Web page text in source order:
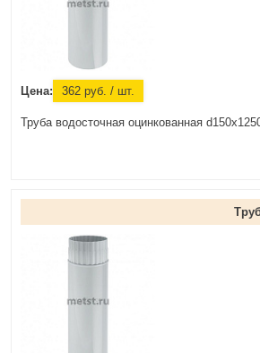
Цена: 362 руб. / шт.
Труба водосточная оцинкованная